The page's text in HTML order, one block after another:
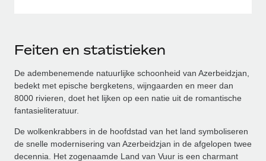
Feiten en statistieken
De adembenemende natuurlijke schoonheid van Azerbeidzjan,
bedekt met epische bergketens, wijngaarden en meer dan
8000 rivieren, doet het lijken op een natie uit de romantische
fantasieliteratuur.
De wolkenkrabbers in de hoofdstad van het land symboliseren
de snelle modernisering van Azerbeidzjan in de afgelopen twee
decennia. Het zogenaamde Land van Vuur is een charmant